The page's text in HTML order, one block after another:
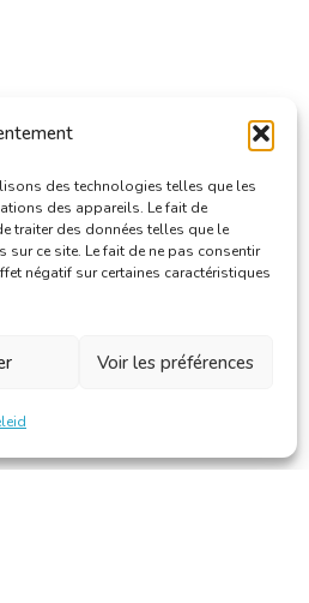
des technologies telles que les
des appareils. Le fait de
traiter des données telles que le
ce site. Le fait de ne pas consentir
négatif sur certaines caractéristiques
Voir les préférences